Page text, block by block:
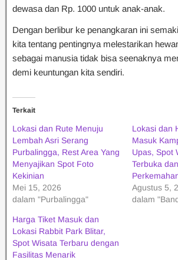
dewasa dan Rp. 1000 untuk anak-anak.
Dengan berlibur ke penangkaran ini
kita tentang pentingnya melestarikan
sebagai manusia tidak bisa seenaknya
demi keuntungan kita sendiri.
Terkait
Lokasi dan Rute Menuju
Lembah Asri Serang
Purbalingga, Rest Area Yang
Menyajikan Spot Foto
Kekinian
Mei 15, 2026
dalam "Purbalingga"
Lokasi dan
Masuk
Upas, Spot
Terbuka
Agustus 5,
dalam
Harga Tiket Masuk dan
Lokasi Rabbit Park Blitar,
Spot Wisata Terbaru dengan
Fasilitas Menarik